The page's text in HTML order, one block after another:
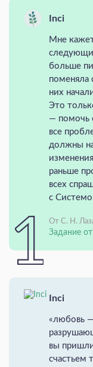
Inci
Мне
больше
поменяла
них
Это
— помочь
все
должны
раньше
всех
с
От С. Н.
Задание
Inci
«любовь —
вы
счастьем